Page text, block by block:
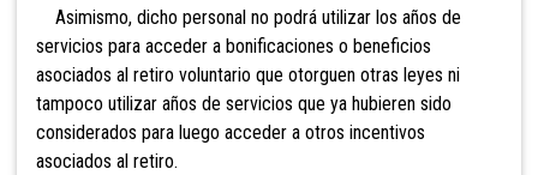
Asimismo, dicho personal no podrá utilizar los años de
servicios para acceder a bonificaciones o beneficios
asociados al retiro voluntario que otorguen otras leyes ni
tampoco utilizar años de servicios que ya hubieren sido
considerados para luego acceder a otros incentivos
asociados al retiro.